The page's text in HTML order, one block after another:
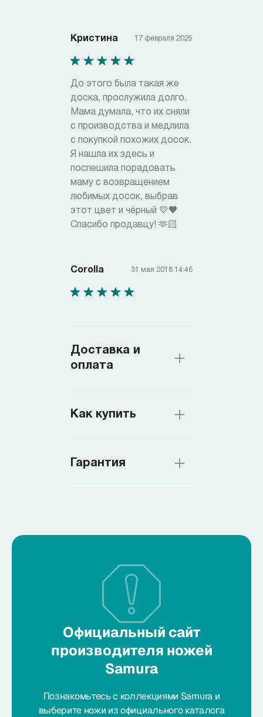
Кристина 17 февраля 2025
До этого была такая же
доска, прослужила долго.
Мама думала, что их сняли
с производства и медлила
с покупкой похожих досок.
Я нашла их здесь и
поспешила порадовать
маму с возвращением
любимых досок, выбрав
этот цвет и чёрный 💛🖤
Спасибо продавцу! 🫶🏻
Corolla 31 мая 2018 14:46
Доставка и
оплата
Как купить
Гарантия
Официальный сайт
производителя ножей
Samura
Познакомьтесь с коллекциями Samura и
выберите ножи из официального каталога